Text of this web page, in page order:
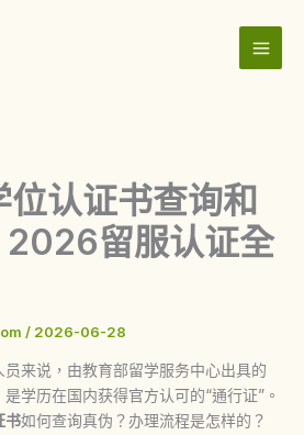
位认证书查询和
2026留服认证全
/ 2026-06-28
来说，由教育部留学服务中心出具的
是学历在国内获得官方认可的“通行证”。
书如何查询真伪？办理流程是怎样的？